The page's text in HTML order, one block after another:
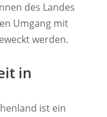
des Landes
Umgang mit
werden.
in
ist ein